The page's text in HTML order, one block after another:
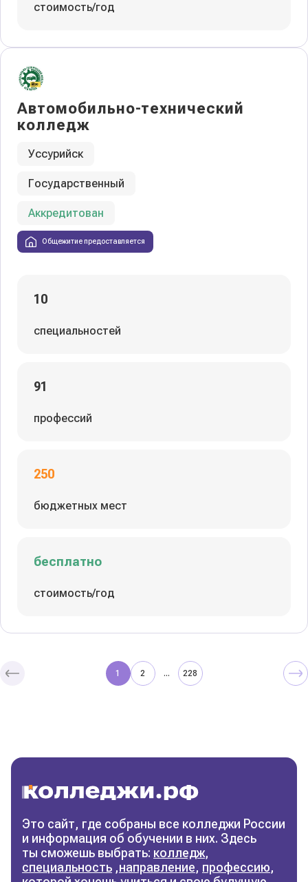
стоимость/год
Автомобильно-технический
колледж
Уссурийск
Государственный
Аккредитован
Общежитие предоставляется
10
специальностей
91
профессий
250
бюджетных мест
бесплатно
стоимость/год
колледж
Фильтры
Сбросить фильтры
1 2 ... 228
Это сайт, где собраны все колледжи России
и информация об обучении в них. Здесь
ты сможешь выбрать: колледж,
специальность ,направление, профессию,